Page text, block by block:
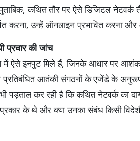
कथित तौर पर ऐसे डिजिटल नेटवर्क
करना, उन्हें ऑनलाइन प्रभावित करना और
प्रचार की जांच
में ऐसे इनपुट मिले हैं, जिनके आधार पर
प्रतिबंधित आतंकी संगठनों के एजेंडे के
पड़ताल कर रही है कि कथित नेटवर्क का
के थे और क्या उनका संबंध किसी